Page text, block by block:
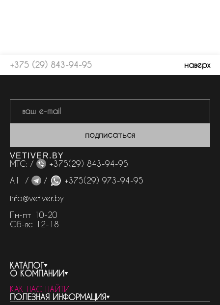
+375 (29) 843-94-95 наверх
подписаться
VETIVER.BY
МТС: /
+375(29) 843-94-95
А1 /
/
+375(29) 973-94-95
info@vetiver.by
Пн-пт 10-20
Сб-вс 12-18
КАТАЛОГ
весь каталог
бренды
женская парфюмерия
О КОМПАНИИ
контакты
о компании
КАК НАС НАЙТИ
ПОЛЕЗНАЯ ИНФОРМАЦИЯ